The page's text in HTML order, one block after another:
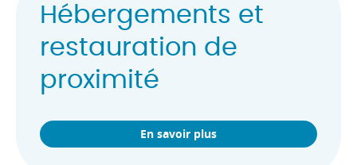
Hébergements et
restauration de
proximité
En savoir plus